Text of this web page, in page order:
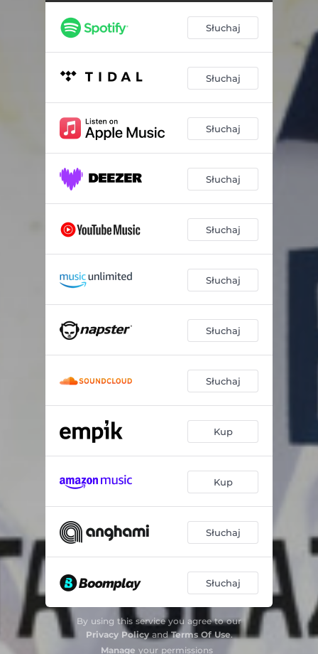
Sumienie z gumy 03:15
Nie daj się zjeść 03:24
Żywię się marzeniami 03:32
Złap dystans cz.1 01:14
Czuję, że znikam 01:58
02:38
Wiem co znaczy zgubić drogę 03:55
Słuchaj
Słuchaj
Słuchaj
Słuchaj
Słuchaj
Słuchaj
Słuchaj
Słuchaj
Kup
Kup
Słuchaj
Słuchaj
By using this service you agree to our
Privacy PolicyandTerms Of Use.
Manage your permissions